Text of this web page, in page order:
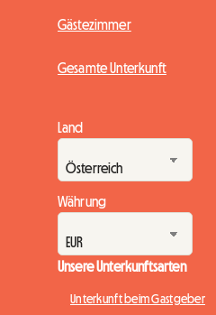
Gästezimmer
Gesamte Unterkunft
Land
Währung
Unsere Unterkunftsarten
Unterkunft beim Gastgeber